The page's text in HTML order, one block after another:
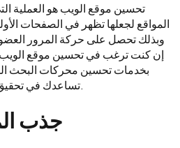
تحسين موقع الويب هو العملية
المواقع لجعلها تظهر في الصفحات
وبذلك تحصل على حركة المرور
إن كنت ترغب في تحسين موقع الويب
بخدمات تحسين محركات البحث
تساعدك في تحقيق أهدافك بأسرع وقت ممكن.
جذب